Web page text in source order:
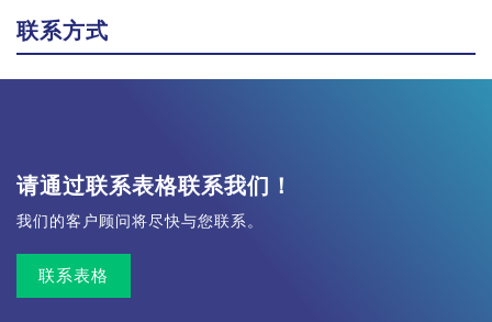
联系方式
请通过联系表格联系我们！
我们的客户顾问将尽快与您联系。
联系表格